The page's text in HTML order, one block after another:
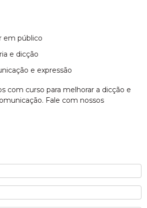
em público
e dicção
e expressão
com curso para melhorar a dicção e
Fale com nossos